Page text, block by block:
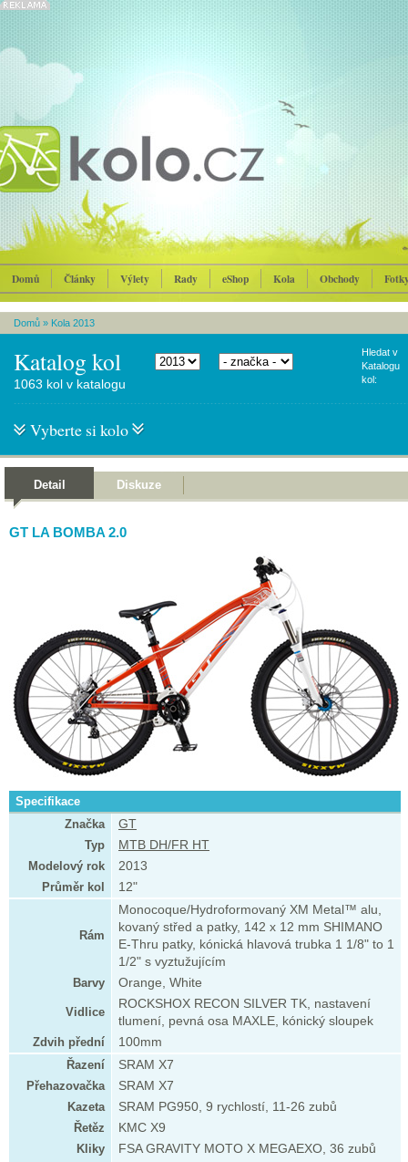
Domů Články Výlety Rady eShop Kola Obchody
Domů » Kola 2013
Katalog kol
Hledat v
Katalogu
kol:
1063 kol v katalogu
Vyberte si kolo
Detail Diskuze
GT LA BOMBA 2.0
Specifikace
Značka
GT
Typ
MTB DH/FR HT
Modelový rok
2013
Průměr kol
12"
Rám
Monocoque/Hydroformovaný XM Metal™ alu,
kovaný střed a patky, 142 x 12 mm SHIMANO
E-Thru patky, kónická hlavová trubka 1 1/8" to 1
1/2" s vyztužujícím
Barvy
Orange, White
Vidlice
ROCKSHOX RECON SILVER TK, nastavení
tlumení, pevná osa MAXLE, kónický sloupek
Zdvih přední
100mm
Řazení
SRAM X7
Přehazovačka
SRAM X7
Kazeta
SRAM PG950, 9 rychlostí, 11-26 zubů
Řetěz
KMC X9
Kliky
FSA GRAVITY MOTO X MEGAEXO, 36 zubů